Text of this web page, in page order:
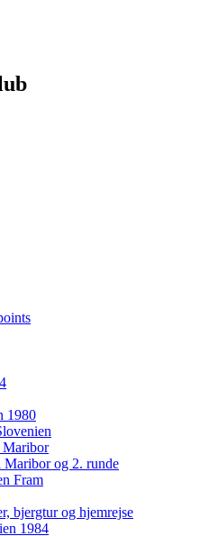
1980
Maribor
og 2. runde
Fram
bjergtur og hjemrejse
1984